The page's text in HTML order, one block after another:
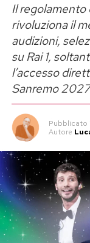
Il
rivoluziona il
audizioni,
su Rai 1,
l’accesso
Sanremo
Pubblicato
Autore